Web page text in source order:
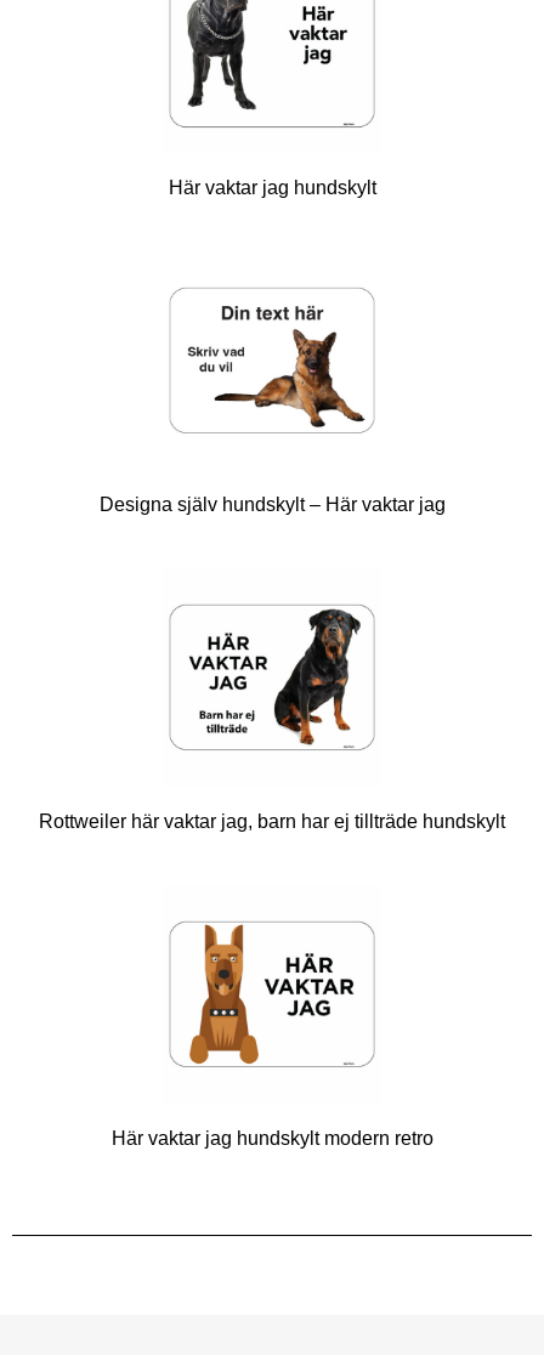
Här vaktar jag hundskylt
Designa själv hundskylt – Här vaktar jag
Rottweiler här vaktar jag, barn har ej tillträde hundskylt
Här vaktar jag hundskylt modern retro